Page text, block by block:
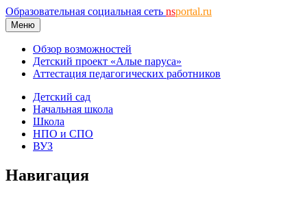
Образовательная социальная сеть nsportal.ru
Меню
Обзор возможностей
Детский проект «Алые паруса»
Аттестация педагогических работников
Детский сад
Начальная школа
Школа
НПО и СПО
ВУЗ
Навигация